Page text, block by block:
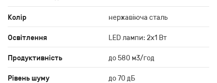
Колір нержавіюча сталь
Освітлення LED лампи: 2x1 Вт
Продуктивність до 580 м3/год
Рівень шуму до 70 дБ